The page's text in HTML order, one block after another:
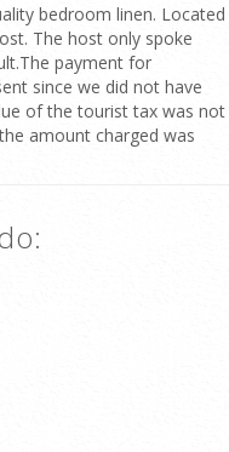
bedroom linen. Located
The host only spoke
payment for
since we did not have
of the tourist tax was not
amount charged was